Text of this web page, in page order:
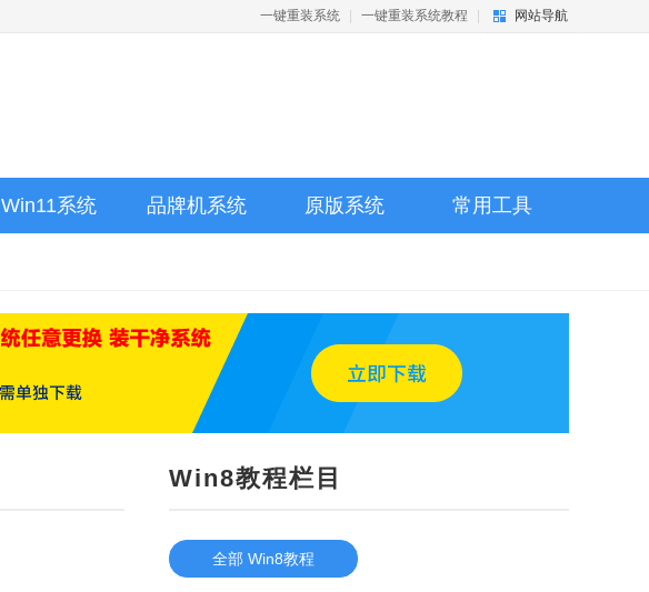
一键重装系统 一键重装系统教程 网站导航
Win11系统 品牌机系统 原版系统 常用工具
Win8教程栏目
全部 Win8教程